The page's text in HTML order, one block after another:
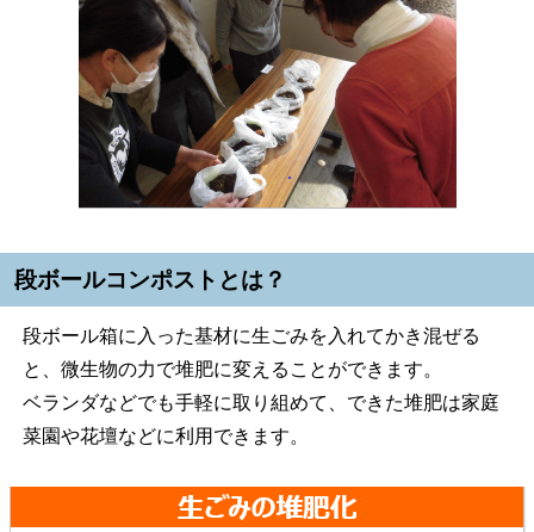
段ボールコンポストとは？
段ボール箱に入った基材に生ごみを入れてかき混ぜる
と、微生物の力で堆肥に変えることができます。
ベランダなどでも手軽に取り組めて、できた堆肥は家庭
菜園や花壇などに利用できます。